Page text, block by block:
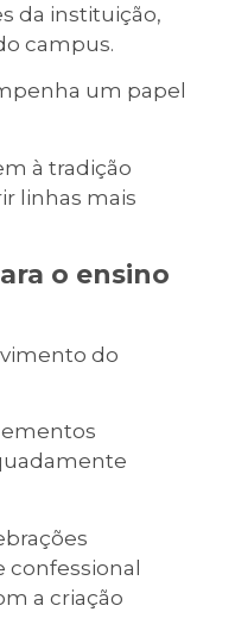
da instituição,
campus.
um papel
à tradição
linhas mais
o ensino
do
confessional
a criação